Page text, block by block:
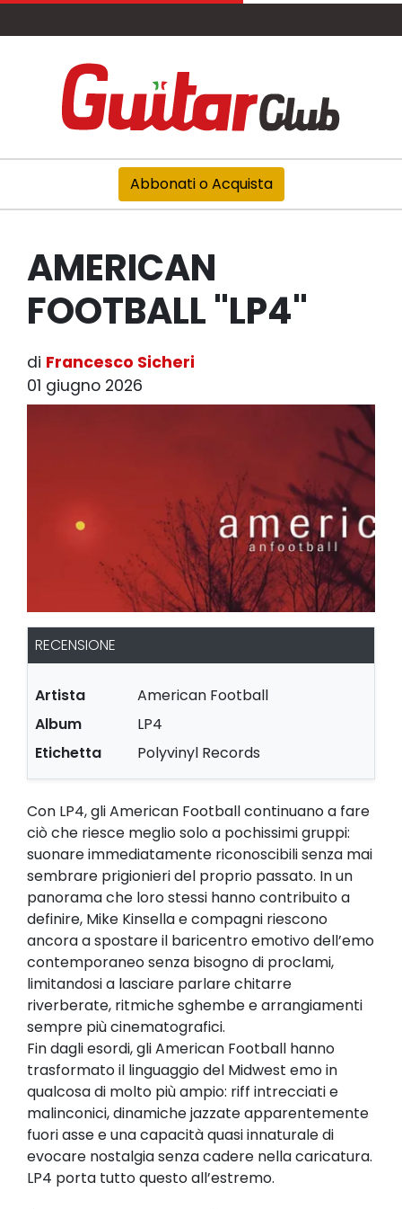
Abbonati o Acquista
AMERICAN
FOOTBALL "LP4"
di Francesco Sicheri
01 giugno 2026
RECENSIONE
Artista
American Football
Album
LP4
Etichetta
Polyvinyl Records
Con LP4, gli American Football continuano a fare
ciò che riesce meglio solo a pochissimi gruppi:
suonare immediatamente riconoscibili senza mai
sembrare prigionieri del proprio passato. In un
panorama che loro stessi hanno contribuito a
definire, Mike Kinsella e compagni riescono
ancora a spostare il baricentro emotivo dell’emo
contemporaneo senza bisogno di proclami,
limitandosi a lasciare parlare chitarre
riverberate, ritmiche sghembe e arrangiamenti
sempre più cinematografici.
Fin dagli esordi, gli American Football hanno
trasformato il linguaggio del Midwest emo in
qualcosa di molto più ampio: riff intrecciati e
malinconici, dinamiche jazzate apparentemente
fuori asse e una capacità quasi innaturale di
evocare nostalgia senza cadere nella caricatura.
LP4 porta tutto questo all’estremo.